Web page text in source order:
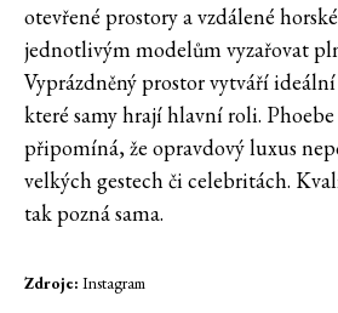
otevřené prostory a vzdálené
jednotlivým modelům vyzařovat
Vyprázdněný prostor vytváří
které samy hrají hlavní roli.
připomíná, že opravdový luxus
velkých gestech či celebritách.
tak pozná sama.
Zdroje: Instagram